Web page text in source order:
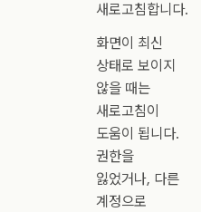
새로고침합니다.
화면이 최신
상태로 보이지
않을 때는
새로고침이
도움이 됩니다.
권한을
잃었거나, 다른
계정으로